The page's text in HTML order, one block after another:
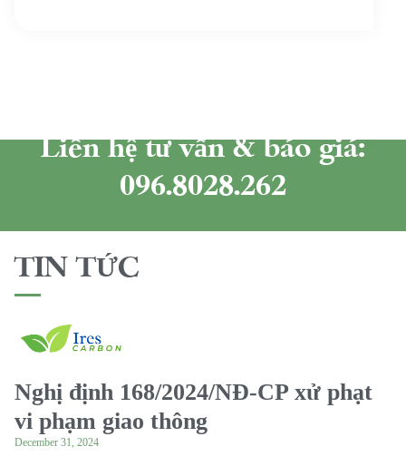
Liên hệ tư vấn & báo giá:
096.8028.262
TIN TỨC
Nghị định 168/2024/NĐ-CP xử phạt
vi phạm giao thông
December 31, 2024